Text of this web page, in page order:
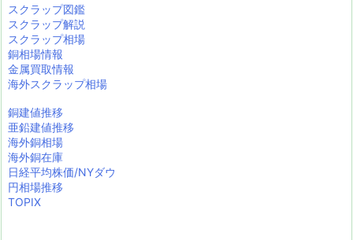
スクラップ図鑑
スクラップ解説
スクラップ相場
銅相場情報
金属買取情報
海外スクラップ相場
銅建値推移
亜鉛建値推移
海外銅相場
海外銅在庫
日経平均株価/NYダウ
円相場推移
TOPIX